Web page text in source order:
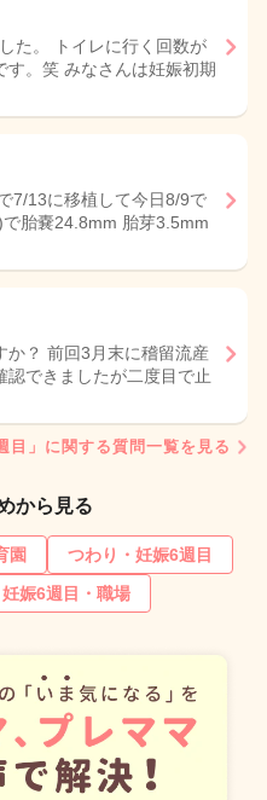
た。 トイレに行く回数が
す。笑 みなさんは妊娠初期
7/13に移植して今日8/9で
胎嚢24.8mm 胎芽3.5mm
か？ 前回3月末に稽留流産
できましたが二度目で止
目」に関する質問一覧を見る
から見る
園
つわり・妊娠6週目
妊娠6週目・職場